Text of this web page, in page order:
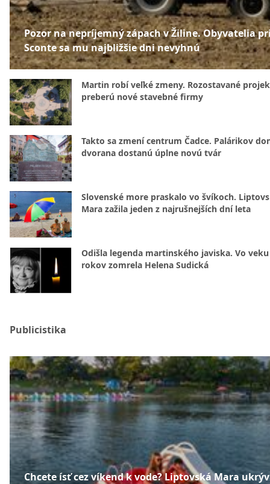
Pozor na nepríjemný zápach v Žiline. Obyvatelia
Sconte sa mu najbližšie dni nevyhnú
Martin robí veľké zmeny. Rozostavané
preberú nové stavebné firmy
Takto sa zmení centrum Čadce. Palárikov
dvorana dostanú úplne novú tvár
Slovenské more praskalo vo švíkoch.
Mara zažila jeden z najrušnejších dní leta
Odišla legenda martinského javiska. Vo veku
rokov zomrela Helena Sudická
Publicistika
Chcete ísť cez víkend k vode? Liptovská Mara